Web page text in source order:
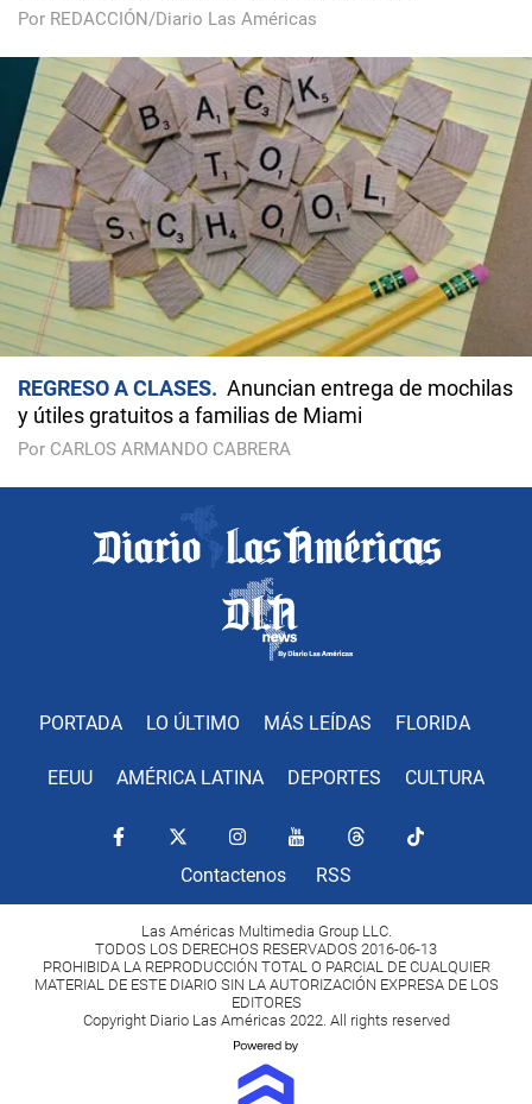
Por REDACCIÓN/Diario Las Américas
REGRESO A CLASES
Anuncian entrega de mochilas
y útiles gratuitos a familias de Miami
Por CARLOS ARMANDO CABRERA
PORTADA LO ÚLTIMO MÁS LEÍDAS FLORIDA
EEUU AMÉRICA LATINA DEPORTES CULTURA
Contactenos RSS
Las Américas Multimedia Group LLC.
TODOS LOS DERECHOS RESERVADOS 2016-06-13
PROHIBIDA LA REPRODUCCIÓN TOTAL O PARCIAL DE CUALQUIER
MATERIAL DE ESTE DIARIO SIN LA AUTORIZACIÓN EXPRESA DE LOS
EDITORES
Copyright Diario Las Américas 2022. All rights reserved